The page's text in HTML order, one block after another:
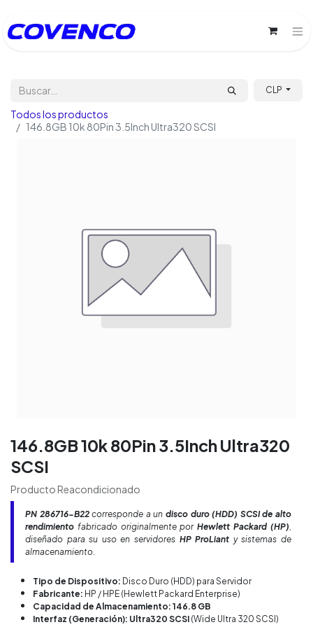
CLP
Todos los productos
146.8GB 10k 80Pin 3.5Inch Ultra320 SCSI
146.8GB 10k 80Pin 3.5Inch Ultra320
SCSI
Producto Reacondicionado
PN 286716-B22corresponde a undisco duro (HDD) SCSI de alto
rendimiento fabricado originalmente porHewlett Packard (HP),
diseñado para su uso en servidores HP ProLiant y sistemas de
almacenamiento.
Tipo de Dispositivo: Disco Duro (HDD) para Servidor
Fabricante: HP / HPE (Hewlett Packard Enterprise)
Capacidad de Almacenamiento: 146.8 GB
Interfaz (Generación): Ultra320 SCSI (Wide Ultra 320 SCSI)